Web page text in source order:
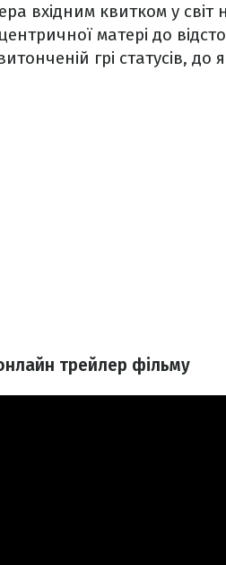
вхідним квитком у
матері до
грі статусів, до
трейлер фільму